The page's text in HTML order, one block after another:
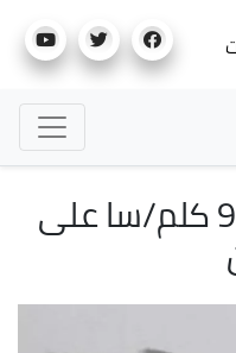
رياح قوية تصل إلى 90 كلم/سا على